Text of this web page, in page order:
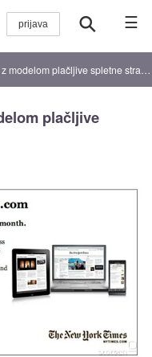
☰
plačljive spletne strani uspel
plačljive